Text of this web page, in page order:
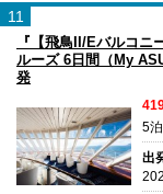
11
『【飛鳥II/Eバルコ
ルーズ 6日間（My
発
5
出